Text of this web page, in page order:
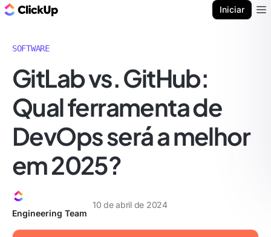
Iniciar
SOFTWARE
GitLab vs. GitHub:
Qual ferramenta de
DevOps será a melhor
em 2025?
Engineering Team
10 de abril de 2024